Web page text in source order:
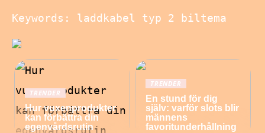
Keywords: laddkabel typ 2 biltema
TRENDER
Hur vuxenprodukter
kan förbättra din
egenvårdsrutin
TRENDER
En stund för dig
själv: varför slots blir
männens
favoritunderhållning